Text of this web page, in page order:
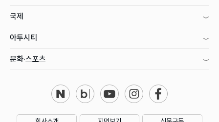
국제
아투시티
문화·스포츠